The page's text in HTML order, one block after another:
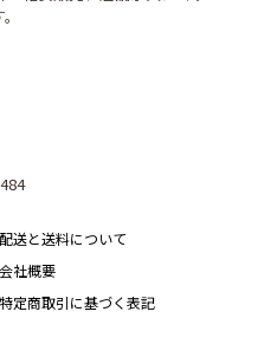
配送と送料について
会社概要
特定商取引に基づく表記